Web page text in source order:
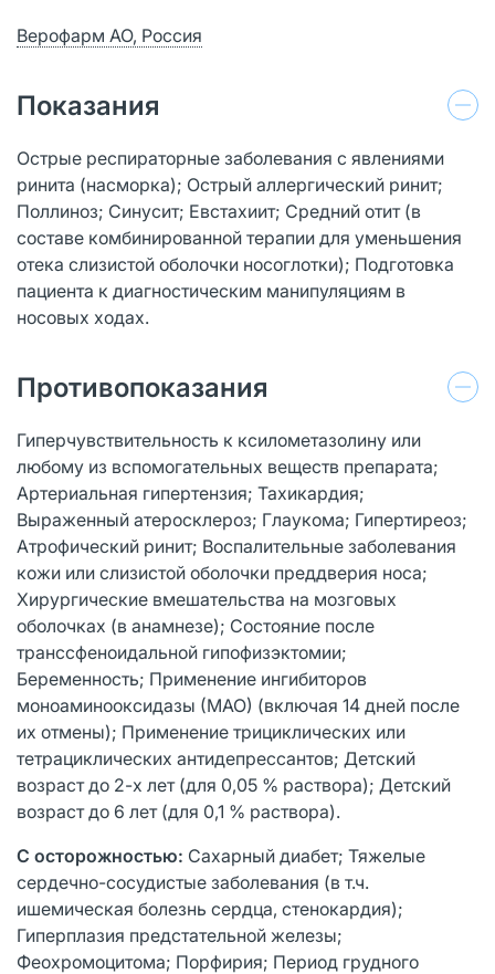
Верофарм АО, Россия
Показания
Острые респираторные заболевания с явлениями
ринита (насморка); Острый аллергический ринит;
Поллиноз; Синусит; Евстахиит; Средний отит (в
составе комбинированной терапии для уменьшения
отека слизистой оболочки носоглотки); Подготовка
пациента к диагностическим манипуляциям в
носовых ходах.
Противопоказания
Гиперчувствительность к ксилометазолину или
любому из вспомогательных веществ препарата;
Артериальная гипертензия; Тахикардия;
Выраженный атеросклероз; Глаукома; Гипертиреоз;
Атрофический ринит; Воспалительные заболевания
кожи или слизистой оболочки преддверия носа;
Хирургические вмешательства на мозговых
оболочках (в анамнезе); Состояние после
транссфеноидальной гипофизэктомии;
Беременность; Применение ингибиторов
моноаминооксидазы (МАО) (включая 14 дней после
их отмены); Применение трициклических или
тетрациклических антидепрессантов; Детский
возраст до 2-х лет (для 0,05 % раствора); Детский
возраст до 6 лет (для 0,1 % раствора).
С осторожностью: Сахарный диабет; Тяжелые
сердечно-сосудистые заболевания (в т.ч.
ишемическая болезнь сердца, стенокардия);
Гиперплазия предстательной железы;
Феохромоцитома; Порфирия; Период грудного